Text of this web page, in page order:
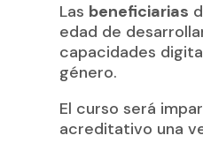
Las beneficiarias
edad de
capacidades
género.
El curso será
acreditativo una